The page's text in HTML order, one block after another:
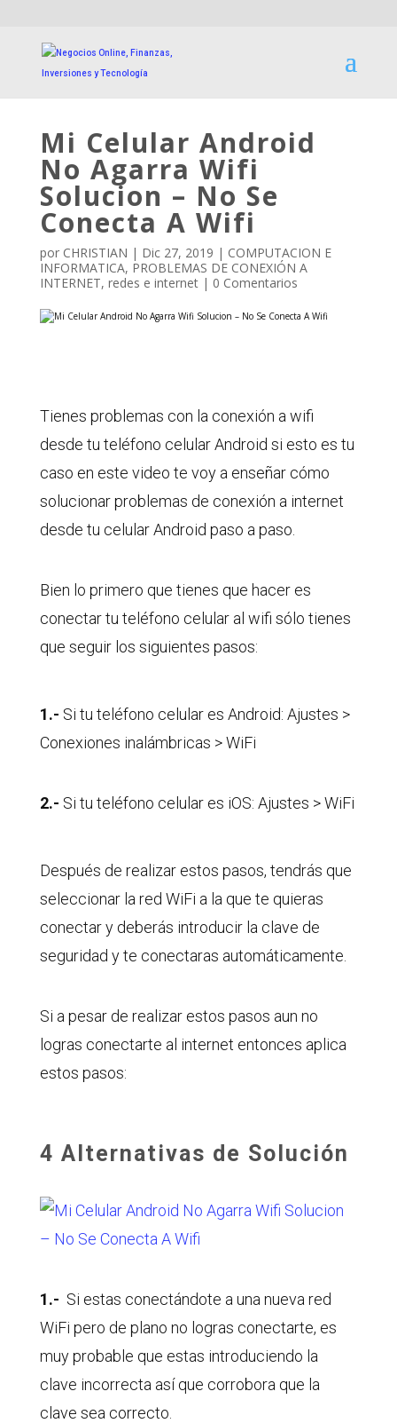
Mi Celular Android
No Agarra Wifi
Solucion – No Se
Conecta A Wifi
por CHRISTIAN | Dic 27, 2019 | COMPUTACION E
INFORMATICA, PROBLEMAS DE CONEXIÓN A
INTERNET, redes e internet| 0 Comentarios
Tienes problemas con la conexión a wifi
desde tu teléfono celular Android si esto es tu
caso en este video te voy a enseñar cómo
solucionar problemas de conexión a internet
desde tu celular Android paso a paso.
Bien lo primero que tienes que hacer es
conectar tu teléfono celular al wifi sólo tienes
que seguir los siguientes pasos:
1.- Si tu teléfono celular es Android: Ajustes >
Conexiones inalámbricas > WiFi
2.- Si tu teléfono celular es iOS: Ajustes > WiFi
Después de realizar estos pasos, tendrás que
seleccionar la red WiFi a la que te quieras
conectar y deberás introducir la clave de
seguridad y te conectaras automáticamente.
Si a pesar de realizar estos pasos aun no
logras conectarte al internet entonces aplica
estos pasos:
4 Alternativas de Solución
1.- Si estas conectándote a una nueva red
WiFi pero de plano no logras conectarte, es
muy probable que estas introduciendo la
clave incorrecta así que corrobora que la
clave sea correcto.